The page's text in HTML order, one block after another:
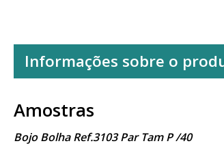
Informações sobre o
Amostras
Bojo Bolha Ref.3103 Par Tam P /40